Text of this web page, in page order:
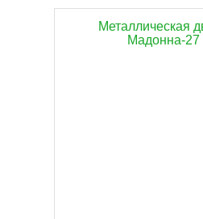
Металлическая
Мадонна-27